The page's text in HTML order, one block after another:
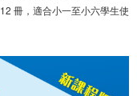
冊，適合小一至小六學生使